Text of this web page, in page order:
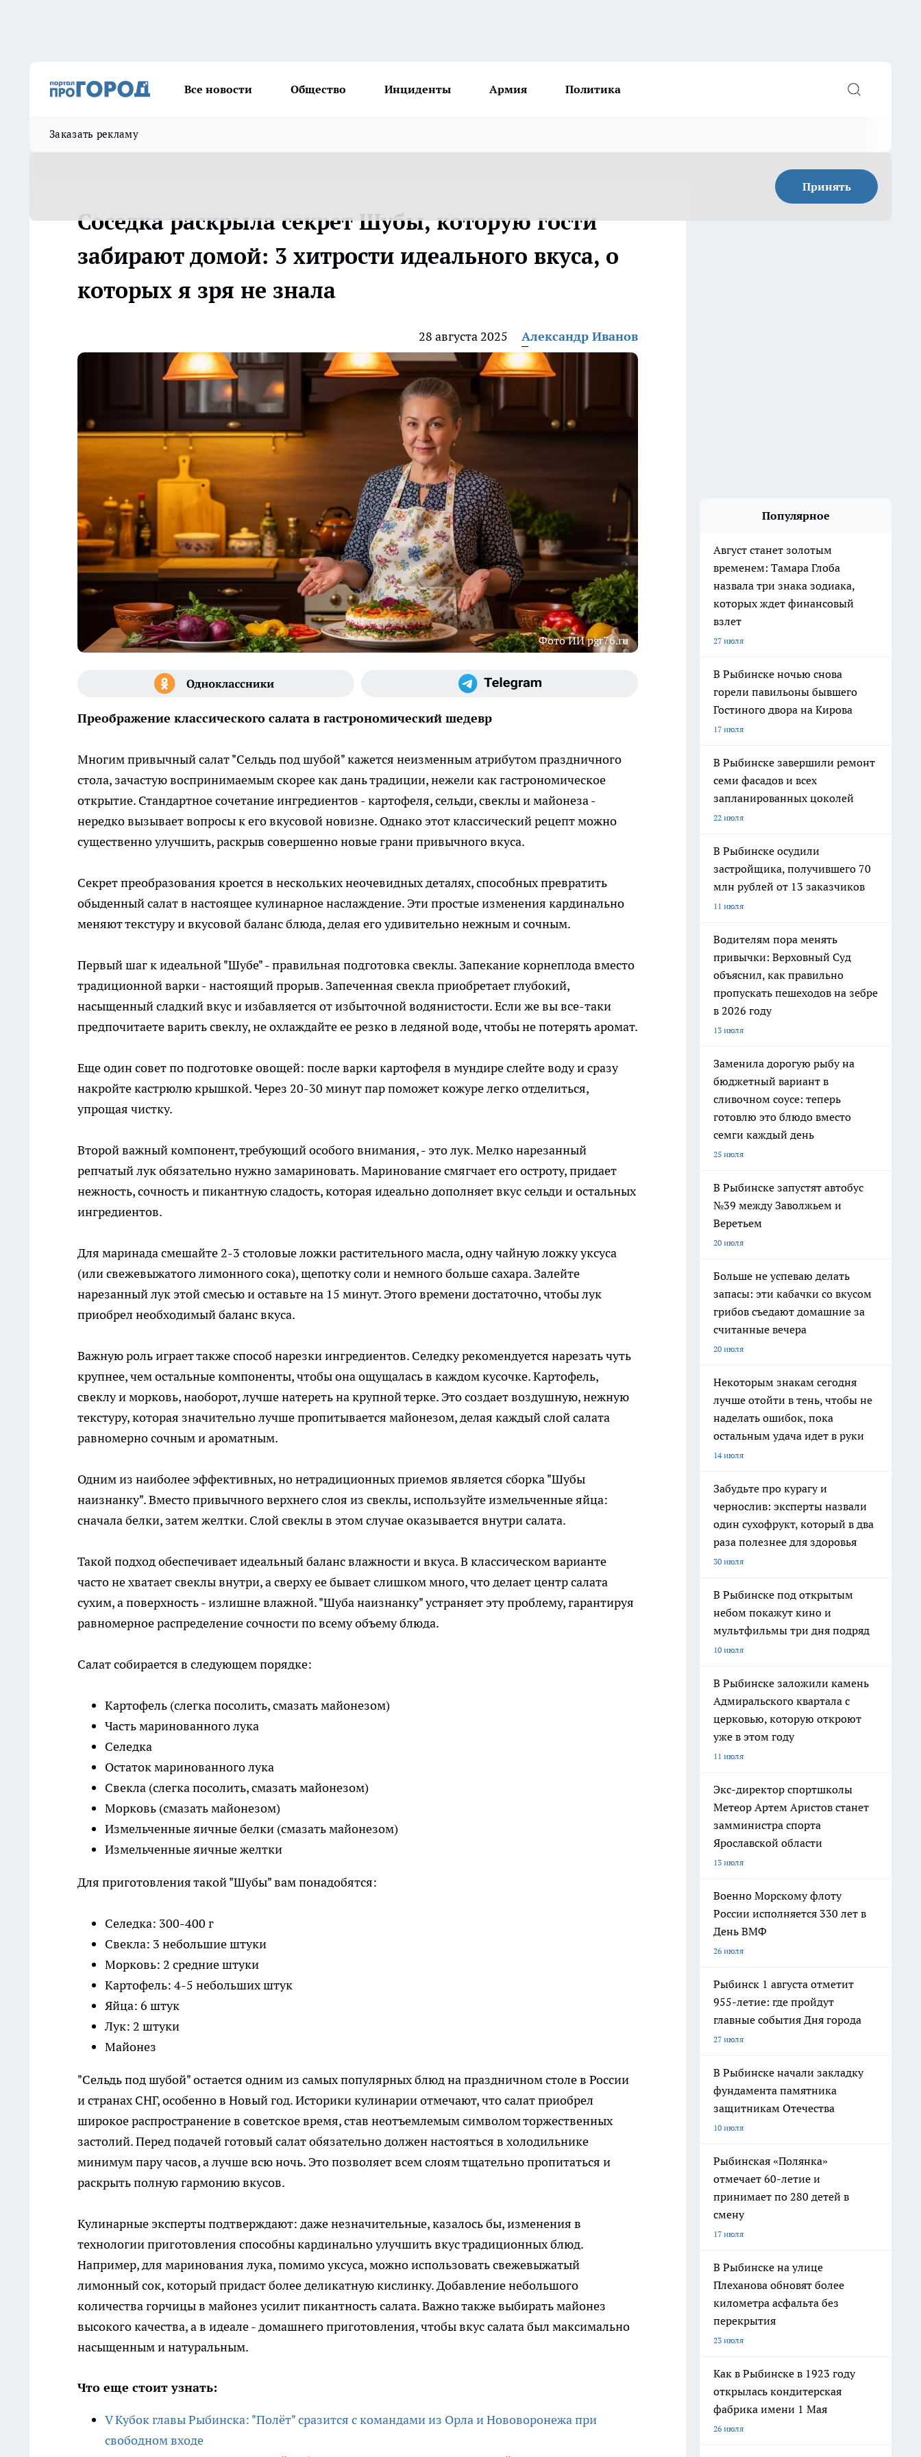
Все новости Общество Инциденты Армия Политика
Заказать рекламу
Принять
Соседка раскрыла секрет Шубы, которую гости
забирают домой: 3 хитрости идеального вкуса, о
которых я зря не знала
28 августа 2025 Александр Иванов
Фото ИИ pgr76.ru
Преображение классического салата в гастрономический шедевр
Многим привычный салат "Сельдь под шубой" кажется неизменным атрибутом праздничного
стола, зачастую воспринимаемым скорее как дань традиции, нежели как гастрономическое
открытие. Стандартное сочетание ингредиентов - картофеля, сельди, свеклы и майонеза -
нередко вызывает вопросы к его вкусовой новизне. Однако этот классический рецепт можно
существенно улучшить, раскрыв совершенно новые грани привычного вкуса.
Секрет преобразования кроется в нескольких неочевидных деталях, способных превратить
обыденный салат в настоящее кулинарное наслаждение. Эти простые изменения кардинально
меняют текстуру и вкусовой баланс блюда, делая его удивительно нежным и сочным.
Первый шаг к идеальной "Шубе" - правильная подготовка свеклы. Запекание корнеплода вместо
традиционной варки - настоящий прорыв. Запеченная свекла приобретает глубокий,
насыщенный сладкий вкус и избавляется от избыточной водянистости. Если же вы все-таки
предпочитаете варить свеклу, не охлаждайте ее резко в ледяной воде, чтобы не потерять аромат.
Еще один совет по подготовке овощей: после варки картофеля в мундире слейте воду и сразу
накройте кастрюлю крышкой. Через 20-30 минут пар поможет кожуре легко отделиться,
упрощая чистку.
Второй важный компонент, требующий особого внимания, - это лук. Мелко нарезанный
репчатый лук обязательно нужно замариновать. Маринование смягчает его остроту, придает
нежность, сочность и пикантную сладость, которая идеально дополняет вкус сельди и остальных
ингредиентов.
Для маринада смешайте 2-3 столовые ложки растительного масла, одну чайную ложку уксуса
(или свежевыжатого лимонного сока), щепотку соли и немного больше сахара. Залейте
нарезанный лук этой смесью и оставьте на 15 минут. Этого времени достаточно, чтобы лук
приобрел необходимый баланс вкуса.
Важную роль играет также способ нарезки ингредиентов. Селедку рекомендуется нарезать чуть
крупнее, чем остальные компоненты, чтобы она ощущалась в каждом кусочке. Картофель,
свеклу и морковь, наоборот, лучше натереть на крупной терке. Это создает воздушную, нежную
текстуру, которая значительно лучше пропитывается майонезом, делая каждый слой салата
равномерно сочным и ароматным.
Одним из наиболее эффективных, но нетрадиционных приемов является сборка "Шубы
наизнанку". Вместо привычного верхнего слоя из свеклы, используйте измельченные яйца:
сначала белки, затем желтки. Слой свеклы в этом случае оказывается внутри салата.
Такой подход обеспечивает идеальный баланс влажности и вкуса. В классическом варианте
часто не хватает свеклы внутри, а сверху ее бывает слишком много, что делает центр салата
сухим, а поверхность - излишне влажной. "Шуба наизнанку" устраняет эту проблему, гарантируя
равномерное распределение сочности по всему объему блюда.
Салат собирается в следующем порядке:
Картофель (слегка посолить, смазать майонезом)
Часть маринованного лука
Селедка
Остаток маринованного лука
Свекла (слегка посолить, смазать майонезом)
Морковь (смазать майонезом)
Измельченные яичные белки (смазать майонезом)
Измельченные яичные желтки
Для приготовления такой "Шубы" вам понадобятся:
Селедка: 300-400 г
Свекла: 3 небольшие штуки
Морковь: 2 средние штуки
Картофель: 4-5 небольших штук
Яйца: 6 штук
Лук: 2 штуки
Майонез
"Сельдь под шубой" остается одним из самых популярных блюд на праздничном столе в России
и странах СНГ, особенно в Новый год. Историки кулинарии отмечают, что салат приобрел
широкое распространение в советское время, став неотъемлемым символом торжественных
застолий. Перед подачей готовый салат обязательно должен настояться в холодильнике
минимум пару часов, а лучше всю ночь. Это позволяет всем слоям тщательно пропитаться и
раскрыть полную гармонию вкусов.
Кулинарные эксперты подтверждают: даже незначительные, казалось бы, изменения в
технологии приготовления способны кардинально улучшить вкус традиционных блюд.
Например, для маринования лука, помимо уксуса, можно использовать свежевыжатый
лимонный сок, который придаст более деликатную кислинку. Добавление небольшого
количества горчицы в майонез усилит пикантность салата. Важно также выбирать майонез
высокого качества, а в идеале - домашнего приготовления, чтобы вкус салата был максимально
насыщенным и натуральным.
Что еще стоит узнать:
V Кубок главы Рыбинска: "Полёт" сразится с командами из Орла и Нововоронежа при
свободном входе
Популярное
Август станет золотым
временем: Тамара Глоба
назвала три знака зодиака,
которых ждет финансовый
взлет
27 июля
В Рыбинске ночью снова
горели павильоны бывшего
Гостиного двора на Кирова
17 июля
В Рыбинске завершили ремонт
семи фасадов и всех
запланированных цоколей
22 июля
В Рыбинске осудили
застройщика, получившего 70
млн рублей от 13 заказчиков
11 июля
Водителям пора менять
привычки: Верховный Суд
объяснил, как правильно
пропускать пешеходов на зебре
в 2026 году
13 июля
Заменила дорогую рыбу на
бюджетный вариант в
сливочном соусе: теперь
готовлю это блюдо вместо
семги каждый день
25 июля
В Рыбинске запустят автобус
№39 между Заволжьем и
Веретьем
20 июля
Больше не успеваю делать
запасы: эти кабачки со вкусом
грибов съедают домашние за
считанные вечера
20 июля
Некоторым знакам сегодня
лучше отойти в тень, чтобы не
наделать ошибок, пока
остальным удача идет в руки
14 июля
Забудьте про курагу и
чернослив: эксперты назвали
один сухофрукт, который в два
раза полезнее для здоровья
30 июля
В Рыбинске под открытым
небом покажут кино и
мультфильмы три дня подряд
10 июля
В Рыбинске заложили камень
Адмиральского квартала с
церковью, которую откроют
уже в этом году
11 июля
Экс-директор спортшколы
Метеор Артем Аристов станет
замминистра спорта
Ярославской области
13 июля
Военно Морскому флоту
России исполняется 330 лет в
День ВМФ
26 июля
Рыбинск 1 августа отметит
955-летие: где пройдут
главные события Дня города
27 июля
В Рыбинске начали закладку
фундамента памятника
защитникам Отечества
10 июля
Рыбинская «Полянка»
отмечает 60-летие и
принимает по 280 детей в
смену
17 июля
В Рыбинске на улице
Плеханова обновят более
километра асфальта без
перекрытия
23 июля
Как в Рыбинске в 1923 году
открылась кондитерская
фабрика имени 1 Мая
26 июля